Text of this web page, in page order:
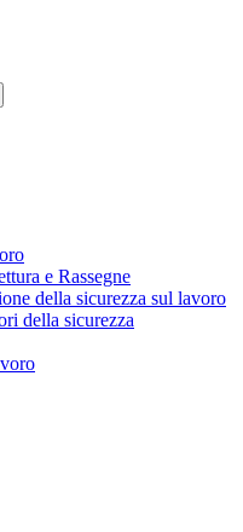
e Rassegne
della sicurezza sul lavoro
della sicurezza